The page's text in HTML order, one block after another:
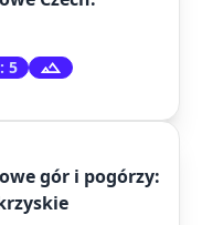
5
gór i pogórzy: